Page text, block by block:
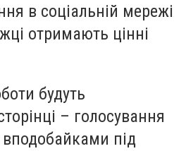
в соціальній мережі
отримають цінні
будуть
– голосування
вподобайками під